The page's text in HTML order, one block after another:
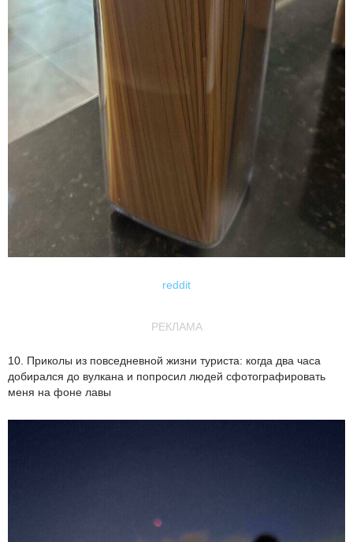
reddit
РЕКЛАМА
10. Приколы из повседневной жизни туриста: когда два часа
добирался до вулкана и попросил людей сфотографировать
меня на фоне лавы